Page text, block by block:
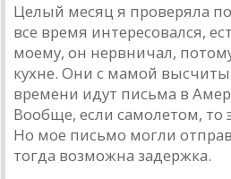
Целый месяц я проверяла
все время интересовался,
моему, он нервничал,
кухне. Они с мамой
времени идут письма в
Вообще, если самолетом, то
Но мое письмо могли
тогда возможна задержка.